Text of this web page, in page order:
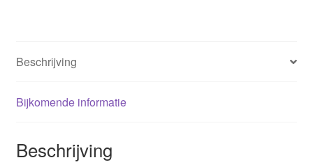
Beschrijving
Bijkomende informatie
Beschrijving